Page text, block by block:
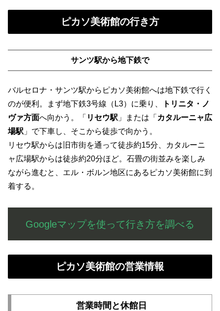
ピカソ美術館の行き方
サンツ駅から地下鉄で
バルセロナ・サンツ駅からピカソ美術館へは地下鉄で行く
のが便利。まず地下鉄3号線（L3）に乗り、
トリニタ・ノ
ヴァ方面へ向かう。「 リセウ駅 」または「 カタルーニャ広
場駅 」で下車し、そこから徒歩で向かう。
リセウ駅からは旧市街を通って徒歩約15分、カタルーニ
ャ広場駅からは徒歩約20分ほど。石畳の街並みを楽しみ
ながら進むと、エル・ボルン地区にあるピカソ美術館に到
着する。
Googleマップを使って行き方を調べる
ピカソ美術館の営業情報
営業時間と休館日